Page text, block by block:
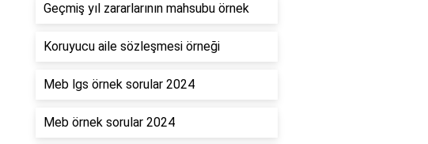
Geçmiş yıl zararlarının mahsubu örnek
Koruyucu aile sözleşmesi örneği
Meb lgs örnek sorular 2024
Meb örnek sorular 2024